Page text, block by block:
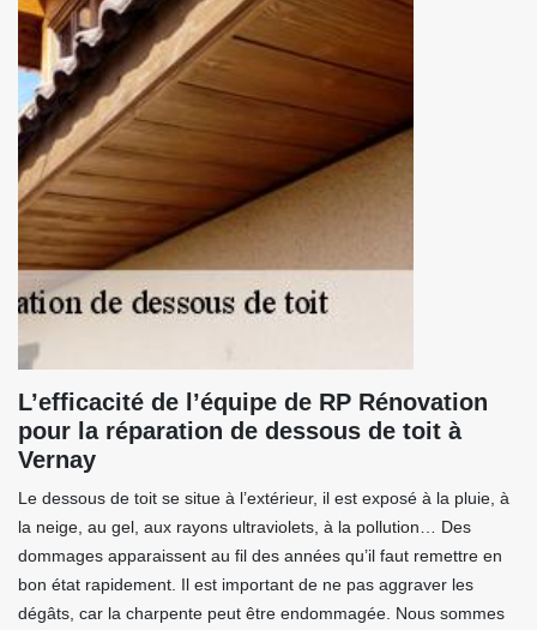
L’efficacité de l’équipe de RP Rénovation
pour la réparation de dessous de toit à
Vernay
Le dessous de toit se situe à l’extérieur, il est exposé à la pluie, à
la neige, au gel, aux rayons ultraviolets, à la pollution… Des
dommages apparaissent au fil des années qu’il faut remettre en
bon état rapidement. Il est important de ne pas aggraver les
dégâts, car la charpente peut être endommagée. Nous sommes